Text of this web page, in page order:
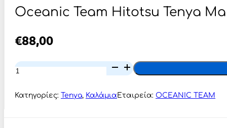
Oceanic Team Hitotsu Tenya
€88,00
Oceanic
Team
Tenya
Makoto
Κατηγορίες: Tenya, Καλάμια Εταιρεία: OCEANIC TEAM